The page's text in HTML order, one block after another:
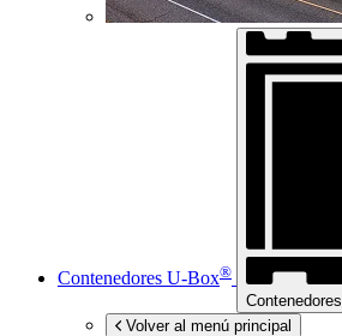
Contenedores U-Box®
Contenedores
Volver al menú principal